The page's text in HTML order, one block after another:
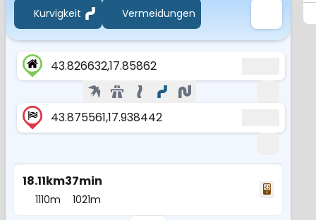
Kurvigkeit Vermeidungen
43.826632,17.85862
43.875561,17.938442
18.11km37min
1110m 1021m